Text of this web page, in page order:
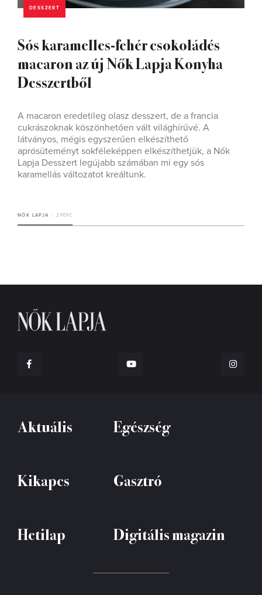
DESSZERT
Sós karamelles-fehér csokoládés
macaron az új Nők Lapja Konyha
Desszertből
A macaron eredetileg olasz desszert, de a francia
cukrászoknak köszönhetően vált világhírűvé. A
látványos, mégis egyszerűen elkészíthető
aprósüteményt sokféleképpen elkészíthetjük, a Nők
Lapja Desszert legújabb számában mi egy sós
karamellás változatot kreáltunk.
NŐK LAPJA 2 PERC
Aktuális Egészség
Kikapcs Gasztró
Hetilap Digitális magazin